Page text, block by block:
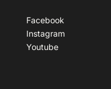
Facebook
Instagram
Youtube